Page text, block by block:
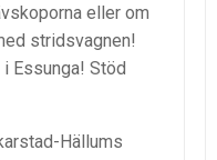
eller om
stridsvagnen!
Essunga! Stöd
Hällums